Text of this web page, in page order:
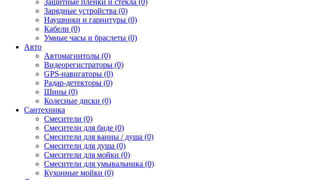
Зарядные устройства (0)
Наушники и гарнитуры (0)
Кабели (0)
Умные часы и браслеты (0)
Авто
Автомагнитолы (0)
Видеорегистраторы (0)
GPS-навигаторы (0)
Радар-детекторы (0)
Шины (0)
Колесные диски (0)
Сантехника
Смесители (0)
Смесители для биде (0)
Смесители для ванны / душа (0)
Смесители для душа (0)
Смесители для мойки (0)
Смесители для умывальника (0)
Кухонные мойки (0)